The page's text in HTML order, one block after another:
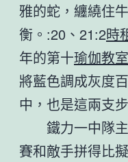
雅的蛇，纏繞住
衡。:20、21:2時
年的第十瑜伽教室
將藍色調成灰度
中，也是這兩支
鐵力一中隊
賽和敵手拼得比擬